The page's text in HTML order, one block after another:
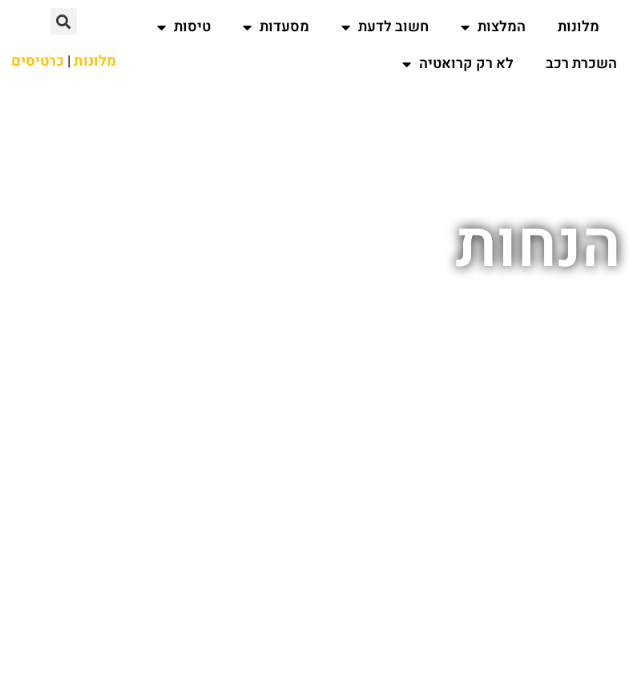
מלונות המלצות חשוב לדעת מסעדות
טיסות
השכרת רכב
לא רק קרואטיה מלונות| כרטיסים
הנחות